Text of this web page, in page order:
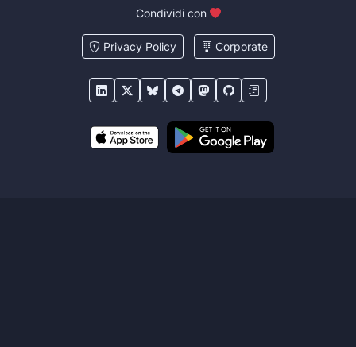
Condividi con
Privacy Policy Corporate